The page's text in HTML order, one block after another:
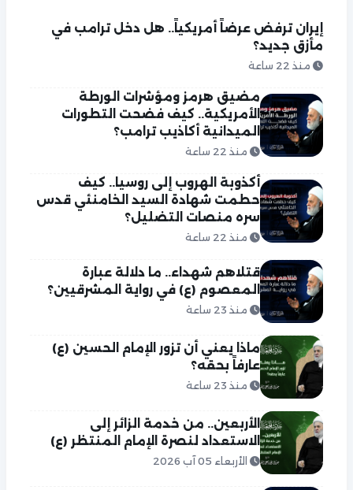
إيران ترفض عرضاً أمريكياً.. هل دخل ترامب في
مأزق جديد؟
منذ 22 ساعة
مضيق هرمز ومؤشرات الورطة
الأمريكية.. كيف فضحت التطورات
الميدانية أكاذيب ترامب؟
منذ 22 ساعة
أكذوبة الهروب إلى روسيا.. كيف
حطمت شهادة السيد الخامنئي قدس
سره منصات التضليل؟
منذ 22 ساعة
قتلاهم شهداء.. ما دلالة عبارة
المعصوم (ع) في رواية المشرقيين؟
منذ 23 ساعة
ماذا يعني أن تزور الإمام الحسين (ع)
عارفاً بحقه؟
منذ 23 ساعة
الأربعين.. من خدمة الزائر إلى
الاستعداد لنصرة الإمام المنتظر (ع)
الأربعاء 05 آب 2026